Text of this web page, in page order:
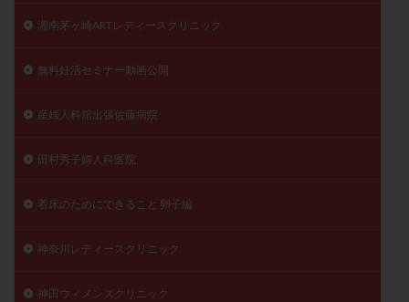
湘南茅ヶ崎ARTレディースクリニック
無料妊活セミナー動画公開
産婦人科舘出張佐藤病院
田村秀子婦人科医院
着床のためにできること 卵子編
神奈川レディースクリニック
神田ウィメンズクリニック